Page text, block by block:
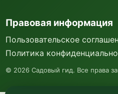
Правовая информация
Пользовательское
Политика
© 2026 Садовый гид. Все права